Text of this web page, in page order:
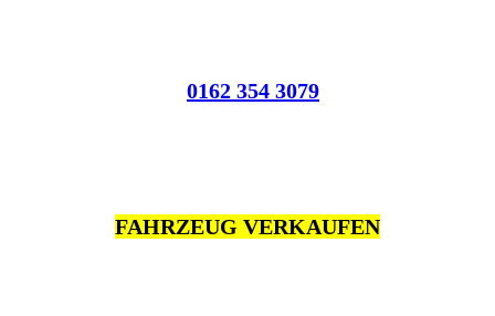
0162 354 3079
FAHRZEUG VERKAUFEN